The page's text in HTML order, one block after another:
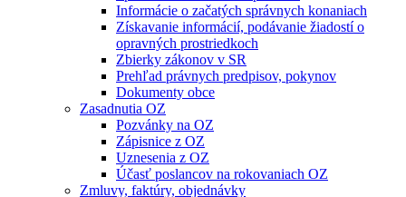
Informácie o začatých správnych konaniach
Získavanie informácií, podávanie žiadostí o
opravných prostriedkoch
Zbierky zákonov v SR
Prehľad právnych predpisov, pokynov
Dokumenty obce
Zasadnutia OZ
Pozvánky na OZ
Zápisnice z OZ
Uznesenia z OZ
Účasť poslancov na rokovaniach OZ
Zmluvy, faktúry, objednávky